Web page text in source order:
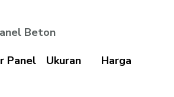
Beton
Panel
Ukuran Harga